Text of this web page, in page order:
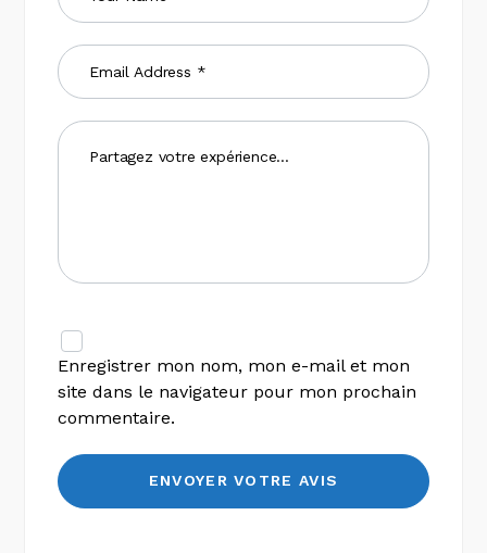
Enregistrer mon nom, mon e-mail et mon
site dans le navigateur pour mon prochain
commentaire.